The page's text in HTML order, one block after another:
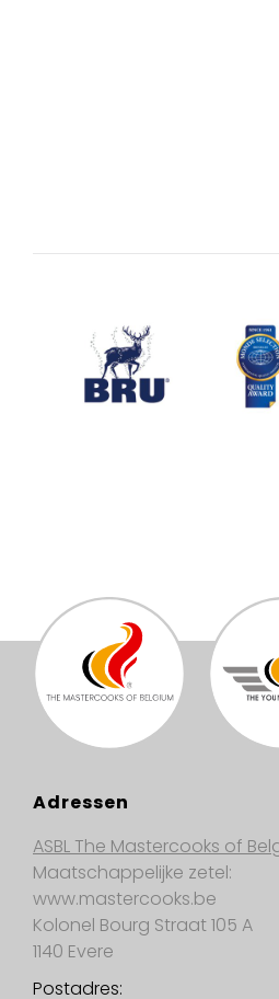
Adressen
ASBL The Mastercooks of
Maatschappelijke zetel:
www.mastercooks.be
Kolonel Bourg Straat 105 A
1140 Evere
Postadres: